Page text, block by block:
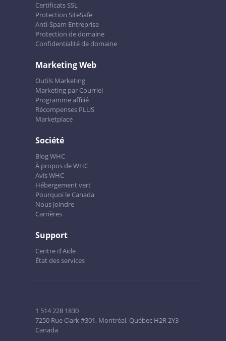
Certificats SSL
Protection SiteSafe
Anti-Spam Entreprise
Protection de domaine
Confidentialité de domaine
Marketing Web
Outils Marketing
Marketing par Courriel
Programme affilié
Récompenses PLUS
Marketplace
Société
Blog WHC
À propos de WHC
Avis WHC
Hébergement vert
Pourquoi le Canada
Nous joindre
Carrières
Support
Centre d'Aide
État des services
1 514 228 1830
7250 Rue Clark #301, Montréal, Québec H2R 2Y3
Canada